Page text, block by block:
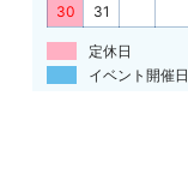
30
31
定休日
イベント開催日